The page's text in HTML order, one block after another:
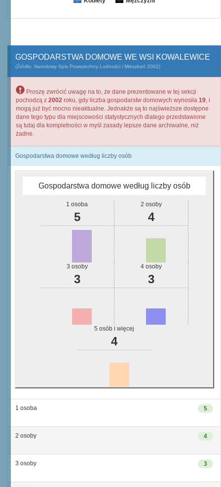
GOSPODARSTWA DOMOWE WE WSI KOWALEWICE
(Źródło: Narodowy Spis Powszechny Ludności i Mieszkań 2002)
Proszę zwrócić uwagę na to, że dane prezentowane w tej sekcji
pochodzą z 2002 roku, gdy liczba gospodarstw domowych wynosiła 19, i
mogą już być mocno nieaktualne. Jednakże są to najświeższe dostępne
dane tego typu dla miejscowości statystycznych dlatego przedstawione
są tutaj dla kompletności w myśl zasady lepsze dane archiwalne, niż
żadne.
Gospodarstwa domowe według liczby osób
Gospodarstwa domowe według liczby osób
1 osoba
5
2 osoby
4
3 osoby
3
4 osoby
3
5 osób i więcej
4
5
1 osoba
4
2 osoby
3
3 osoby